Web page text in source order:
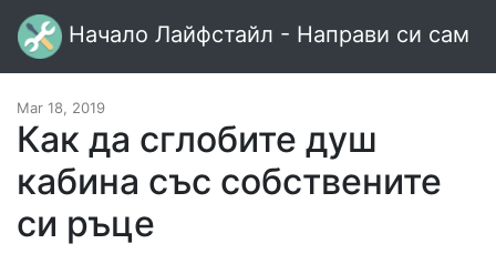
Начало Лайфстайл - Направи си сам
Mar 18, 2019
Как да сглобите душ
кабина със собствените
си ръце